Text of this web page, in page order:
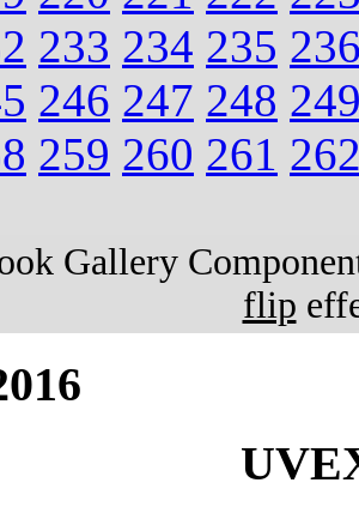
233 234 235
246 247 248
259 260 261
Gallery
flip